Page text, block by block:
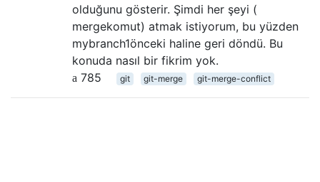
olduğunu gösterir. Şimdi her şeyi (
mergekomut) atmak istiyorum, bu yüzden
mybranch1önceki haline geri döndü. Bu
konuda nasıl bir fikrim yok.
785
git git-merge git-merge-conflict